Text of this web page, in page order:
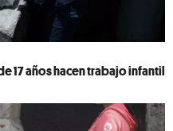
17 años hacen trabajo infantil